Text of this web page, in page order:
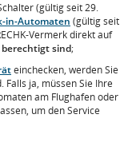
(gültig seit 29.
in-Automaten (gültig seit
Vermerk direkt auf
berechtigt sind;
einchecken, werden Sie
ja, müssen Sie Ihre
am Flughafen oder
um den Service